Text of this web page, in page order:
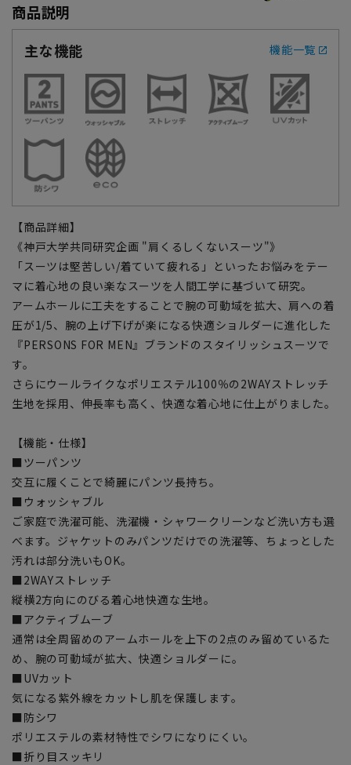
商品説明
主な機能
機能一覧
【商品詳細】
《神戸大学共同研究企画 "肩くるしくないスーツ"》
「スーツは堅苦しい/着ていて疲れる」といったお悩みをテー
マに着心地の良い楽なスーツを人間工学に基づいて研究。
アームホールに工夫をすることで腕の可動域を拡大、肩への着
圧が1/5、腕の上げ下げが楽になる快適ショルダーに進化した
『PERSONS FOR MEN』ブランドのスタイリッシュスーツで
す。
さらにウールライクなポリエステル100％の2WAYストレッチ
生地を採用、伸長率も高く、快適な着心地に仕上がりました。
【機能・仕様】
■ツーパンツ
交互に履くことで綺麗にパンツ長持ち。
■ウォッシャブル
ご家庭で洗濯可能、洗濯機・シャワークリーンなど洗い方も選
べます。ジャケットのみパンツだけでの洗濯等、ちょっとした
汚れは部分洗いもOK。
■2WAYストレッチ
縦横2方向にのびる着心地快適な生地。
■アクティブムーブ
通常は全周留めのアームホールを上下の2点のみ留めているた
め、腕の可動域が拡大、快適ショルダーに。
■UVカット
気になる紫外線をカットし肌を保護します。
■防シワ
ポリエステルの素材特性でシワになりにくい。
■折り目スッキリ